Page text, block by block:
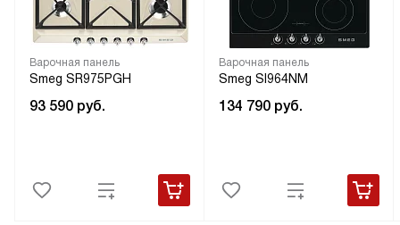
Варочная панель
Smeg SR975PGH
93 590 руб.
Варочная панель
Smeg SI964NM
134 790 руб.